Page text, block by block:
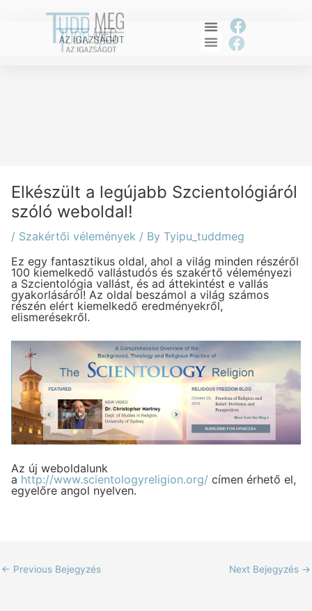
F
a
c
F
a
Elkészült a legújabb Szcientológiáról
szóló weboldal!
/ Szakértői vélemények / By Tyipu_tuddmeg
Ez egy fantasztikus oldal, ahol a világ minden részéről
100 kiemelkedő vallástudós és szakértő véleményezi
a Szcientológia vallást, és ad áttekintést e vallás
gyakorlásáról! Az oldal beszámol a világ számos
részén elért kiemelkedő eredményekről,
elismerésekről.
Az új weboldalunk
a http://www.scientologyreligion.org/ címen érhető el,
egyelőre angol nyelven.
← Previous Bejegyzés Next Bejegyzés →